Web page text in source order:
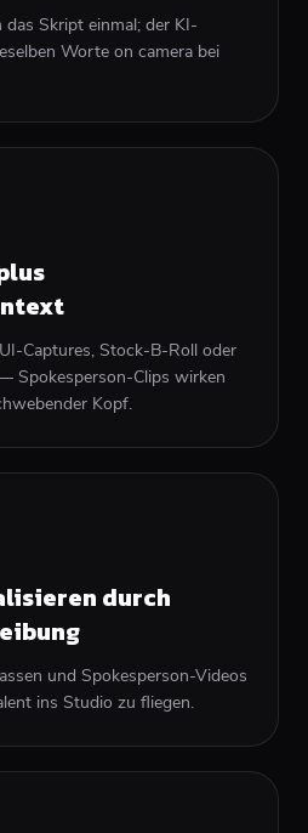
Skript einmal; der KI-
Worte on camera bei
Captures, Stock-B-Roll oder
Spokesperson-Clips wirken
Kopf.
durch
und Spokesperson-Videos
ins Studio zu fliegen.